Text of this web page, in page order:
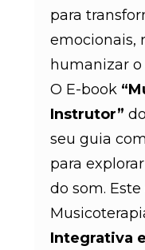
para
emocionais,
humanizar
O E-book
Instrutor”
seu guia
para
do som.
Integrativa